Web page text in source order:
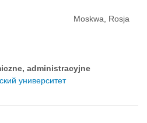
Moskwa, Rosja
administracyjne
университет